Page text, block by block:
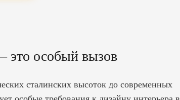
это особый вызов
сталинских высоток до современных